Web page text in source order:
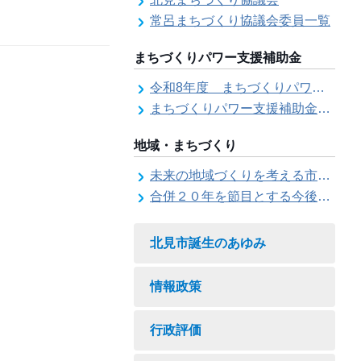
常呂まちづくり協議会委員一覧
まちづくりパワー支援補助金
令和8年度 まちづくりパワー支援補助金の募集【受付は終了しました。】
まちづくりパワー支援補助金の交付結果
地域・まちづくり
未来の地域づくりを考える市民会議
合併２０年を節目とする今後の地域づくりに関する市長懇話会
北見市誕生のあゆみ
情報政策
行政評価